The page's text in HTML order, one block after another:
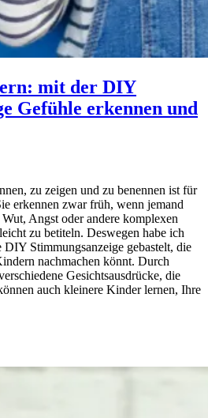
mit der DIY
Gefühle erkennen und
zu zeigen und zu benennen ist für
erkennen zwar früh, wenn jemand
Angst oder andere komplexen
zu betiteln. Deswegen habe ich
Stimmungsanzeige gebastelt, die
nachmachen könnt. Durch
Gesichtsausdrücke, die
auch kleinere Kinder lernen, Ihre